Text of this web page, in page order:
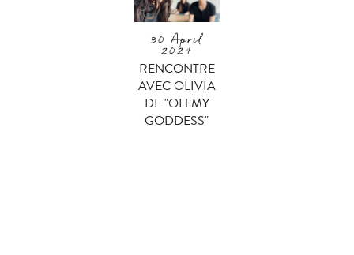
30 April
2024
RENCONTRE
AVEC OLIVIA
DE "OH MY
GODDESS"